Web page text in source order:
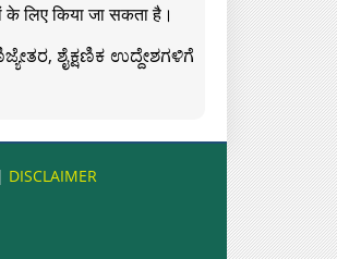
के लिए किया जा सकता है।
ಶೈಕ್ಷಣಿಕ ಉದ್ದೇಶಗಳಿಗೆ
DISCLAIMER